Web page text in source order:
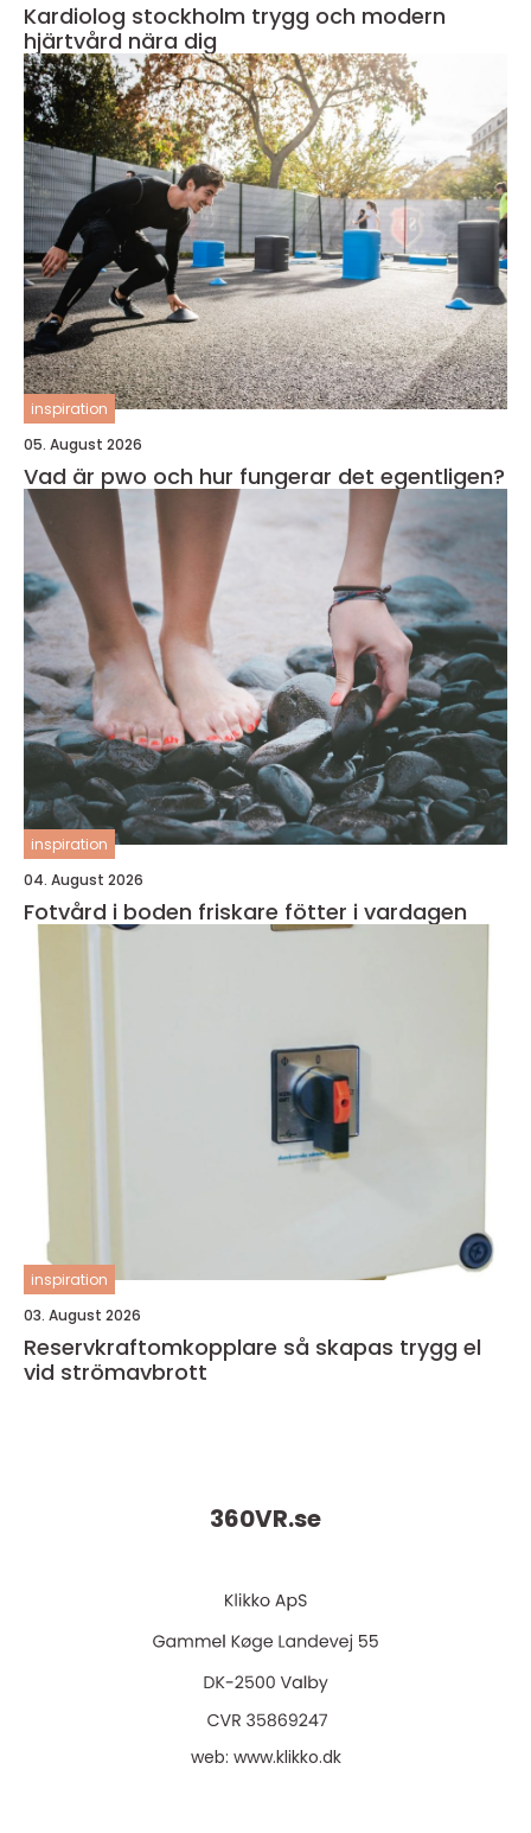
Kardiolog stockholm trygg och modern
hjärtvård nära dig
inspiration
05. August 2026
Vad är pwo och hur fungerar det egentligen?
inspiration
04. August 2026
Fotvård i boden friskare fötter i vardagen
inspiration
03. August 2026
Reservkraftomkopplare så skapas trygg el
vid strömavbrott
360VR.se
web: www.klikko.dk